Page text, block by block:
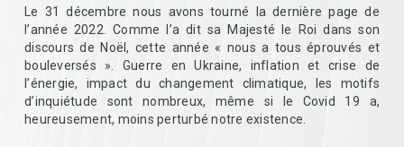
Le 31 décembre nous avons tourné la dernière page de
l’année 2022. Comme l’a dit sa Majesté le Roi dans son
discours de Noël, cette année « nous a tous éprouvés et
bouleversés ». Guerre en Ukraine, inflation et crise de
l’énergie, impact du changement climatique, les motifs
d’inquiétude sont nombreux, même si le Covid 19 a,
heureusement, moins perturbé notre existence.